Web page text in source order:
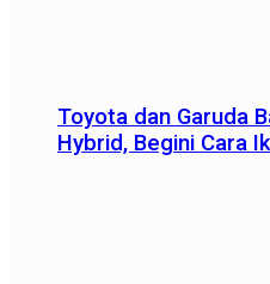
Toyota dan Garuda
Hybrid, Begini Cara